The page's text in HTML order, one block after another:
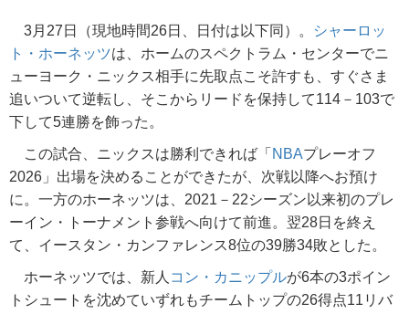
3月27日（現地時間26日、日付は以下同）。
シャーロッ
ト・ホーネッツは、ホームのスペクトラム・センターでニ
ューヨーク・ニックス相手に先取点こそ許すも、すぐさま
追いついて逆転し、そこからリードを保持して114－103で
下して5連勝を飾った。
この試合、ニックスは勝利できれば「 NBAプレーオフ
2026」出場を決めることができたが、次戦以降へお預け
に。一方のホーネッツは、2021－22シーズン以来初のプレ
ーイン・トーナメント参戦へ向けて前進。翌28日を終え
て、イースタン・カンファレンス8位の39勝34敗とした。
ホーネッツでは、新人 コン・カニップルが6本の3ポイン
トシュートを沈めていずれもチームトップの26得点11リバ